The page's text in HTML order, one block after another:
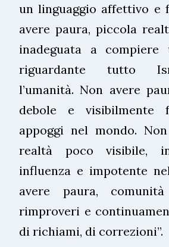
un linguaggio affettivo e
avere paura, piccola
inadeguata a compiere
riguardante tutto
l’umanità. Non avere
debole e visibilmente
appoggi nel mondo.
realtà poco visibile,
influenza e impotente
avere paura,
rimproveri e
di richiami, di correzioni”.